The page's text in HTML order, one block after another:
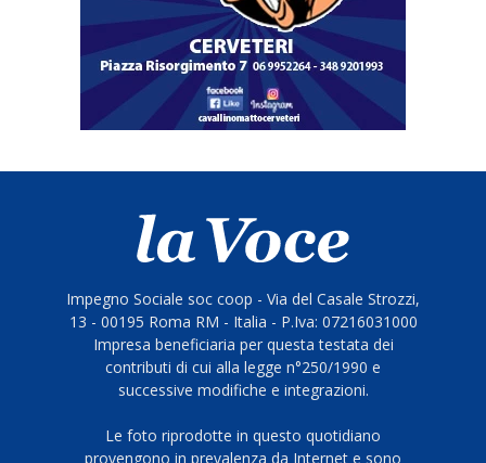
Impegno Sociale soc coop - Via del Casale Strozzi,
13 - 00195 Roma RM - Italia - P.Iva: 07216031000
Impresa beneficiaria per questa testata dei
contributi di cui alla legge n°250/1990 e
successive modifiche e integrazioni.
Le foto riprodotte in questo quotidiano
provengono in prevalenza da Internet e sono